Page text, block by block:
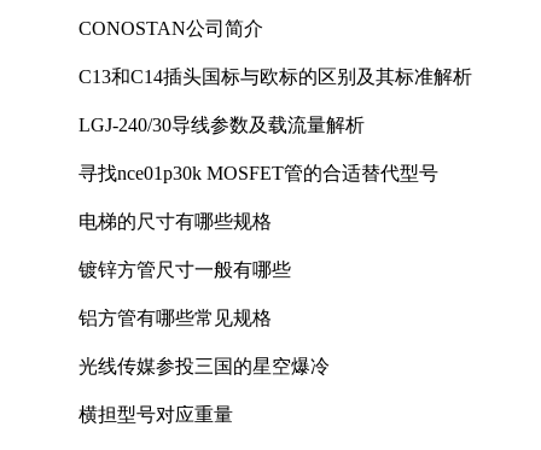
CONOSTAN公司简介
C13和C14插头国标与欧标的区别及其标准解析
LGJ-240/30导线参数及载流量解析
寻找nce01p30k MOSFET管的合适替代型号
电梯的尺寸有哪些规格
镀锌方管尺寸一般有哪些
铝方管有哪些常见规格
光线传媒参投三国的星空爆冷
横担型号对应重量